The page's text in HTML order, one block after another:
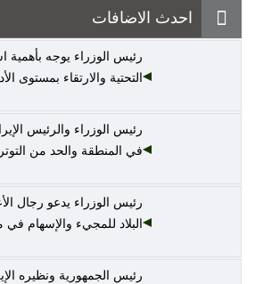
احدث الاضافات
رئيس الوزراء يوجه بأهمية
التحتية والارتقاء بمستوى
رئيس الوزراء والرئيس
في المنطقة والحد من التوتر
رئيس الوزراء يدعو رجال
البلاد للمجيء والإسهام في
رئيس الجمهورية ونظيره